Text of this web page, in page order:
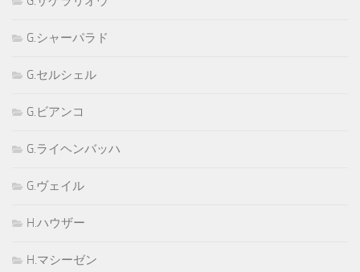
G.シャーパラド
G.セルシェル
G.ビアンコ
G.ライヘンバッハ
G.ヴェイル
H.ハウザー
H.マシーゼン